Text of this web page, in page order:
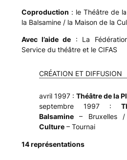
Coproduction : le Théâtre de
la Balsamine / la Maison de la
Avec l’aide de : La
Service du théâtre et le CIFAS
CRÉATION ET DIFFUSION
avril 1997 : Théâtre de la
septembre 1997 :
Balsamine– Bruxelles
Culture– Tournai
14 représentations